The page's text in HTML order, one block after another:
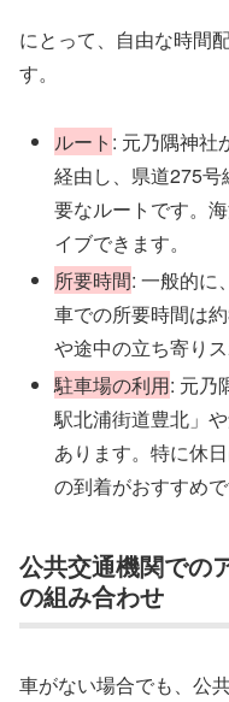
にとって、自由な時間
す。
ルート : 元乃隅神社
経由し、県道275
要なルートです。
イブできます。
所要時間: 一般的に
車での所要時間は
や途中の立ち寄り
駐車場の利用: 元乃
駅北浦街道豊北」
あります。特に休
の到着がおすすめで
公共交通機関での
の組み合わせ
車がない場合でも、公